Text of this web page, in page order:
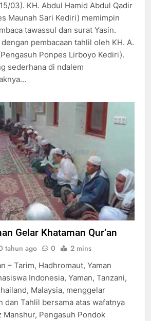
03). KH. Abdul Hamid Abdul Qadir
Maunah Sari Kediri) memimpin
tawassul dan surat Yasin.
pembacaan tahlil oleh KH. A.
Ponpes Lirboyo Kediri).
sederhana di ndalem
Gelar Khataman Qur’an
tahun ago 0 2 mins
– Tarim, Hadhromaut, Yaman
Indonesia, Yaman, Tanzani,
Malaysia, menggelar
dan Tahlil bersama atas wafatnya
Manshur, Pengasuh Pondok